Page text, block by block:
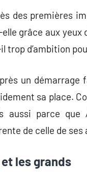
des premières
grâce aux yeux
trop d’ambition
un
sa place.
aussi parce que
de celle de
les grands